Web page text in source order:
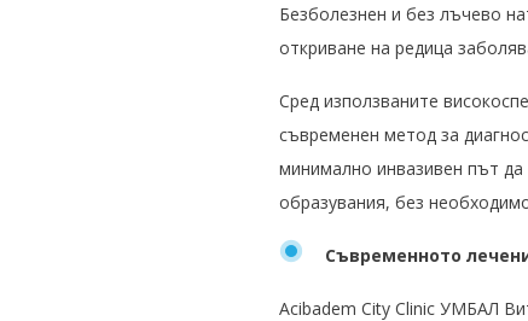
Безболезнен и без лъчево
откриване на редица
Сред използваните
съвременен метод за
минимално инвазивен път
образувания, без
Съвременното
Acibadem City Clinic УМБАЛ